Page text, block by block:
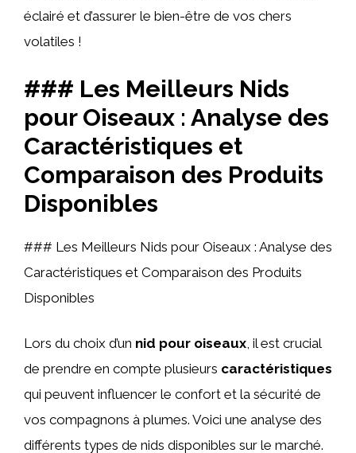
éclairé et d’assurer le bien-être de vos chers
volatiles !
### Les Meilleurs Nids
pour Oiseaux : Analyse des
Caractéristiques et
Comparaison des Produits
Disponibles
### Les Meilleurs Nids pour Oiseaux : Analyse des
Caractéristiques et Comparaison des Produits
Disponibles
Lors du choix d’un nid pour oiseaux, il est crucial
de prendre en compte plusieurs caractéristiques
qui peuvent influencer le confort et la sécurité de
vos compagnons à plumes. Voici une analyse des
différents types de nids disponibles sur le marché.